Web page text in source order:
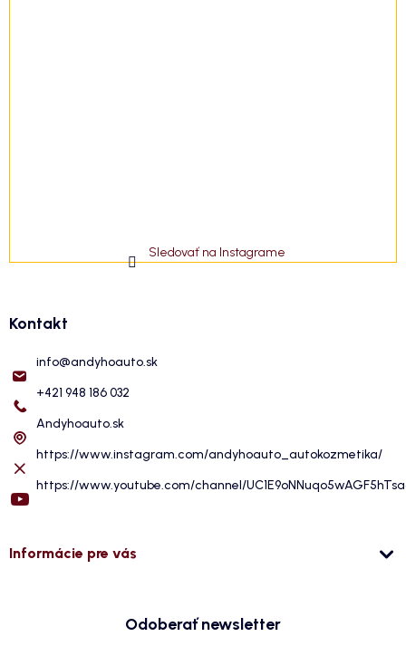
Sledovať na Instagrame
Kontakt
info@andyhoauto.sk
+421 948 186 032
Andyhoauto.sk
https://www.instagram.com/andyhoauto_autokozmetika/
https://www.youtube.com/channel/
Informácie pre vás
Odoberať newsletter